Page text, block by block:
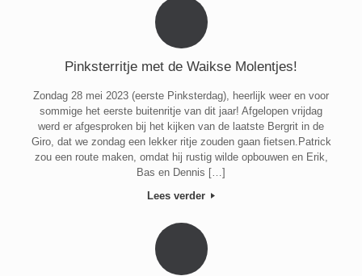
Pinksterritje met de Waikse Molentjes!
Zondag 28 mei 2023 (eerste Pinksterdag), heerlijk weer en voor
sommige het eerste buitenritje van dit jaar! Afgelopen vrijdag
werd er afgesproken bij het kijken van de laatste Bergrit in de
Giro, dat we zondag een lekker ritje zouden gaan fietsen.Patrick
zou een route maken, omdat hij rustig wilde opbouwen en Erik,
Bas en Dennis […]
Lees verder